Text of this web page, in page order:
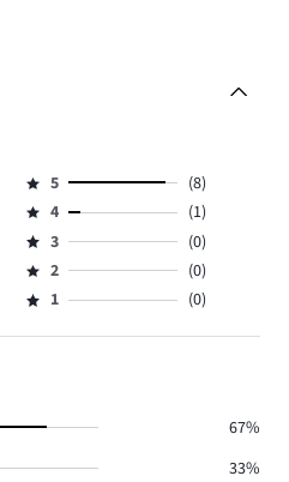
Hodnotenie
5,
počet
hlasov
8.
5
(8)
Hodnotenie
4,
počet
hlasov
4
(1)
Hodnotenie
3,
počet
3
(0)
Hodnotenie
2,
2
(0)
Hodnotenie
1,
1 (0)
67%
33%